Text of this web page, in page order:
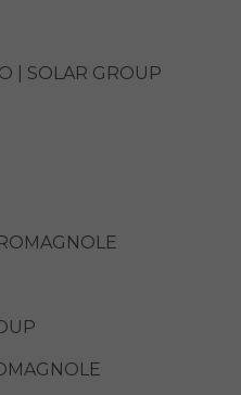
| SOLAR GROUP